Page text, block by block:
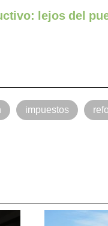
lejos del
impuestos